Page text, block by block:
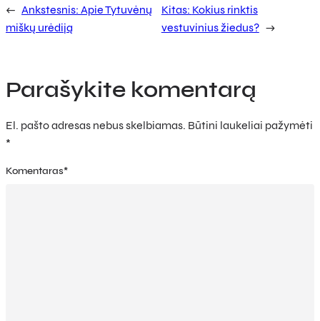
← Ankstesnis: Apie Tytuvėnų
miškų urėdiją
Kitas: Kokius rinktis
vestuvinius žiedus? →
Parašykite komentarą
El. pašto adresas nebus skelbiamas. Būtini laukeliai pažymėti
*
Komentaras*